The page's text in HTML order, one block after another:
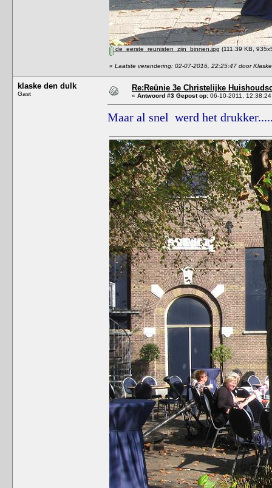
de_eerste_reunisten_zijn_binnen.jpg (111.39 KB,
« Laatste verandering: 02-07-2016, 22:25:47 door
klaske den dulk
Gast
Re:Reünie 3e Christelijke
« Antwoord #3 Gepost op: 06-10-2011,
Maar al snel werd het